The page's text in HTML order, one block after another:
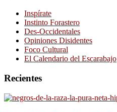
Inspírate
Instinto Forastero
Des-Occidentales
Opiniones Disidentes
Foco Cultural
El Calendario del Escarabajo
Recientes